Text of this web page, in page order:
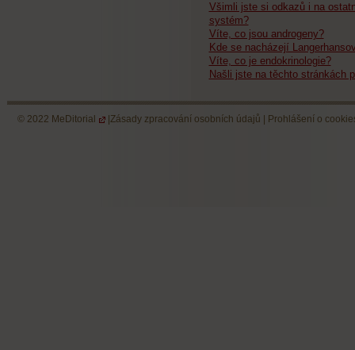
Všimli jste si odkazů i na
systém?
Víte, co jsou androgeny?
Kde se nacházejí
Víte, co je endokrinologie?
Našli jste na těchto stránkách
© 2022 MeDitorial | Zásady zpracování osobních údajů Prohlášení o